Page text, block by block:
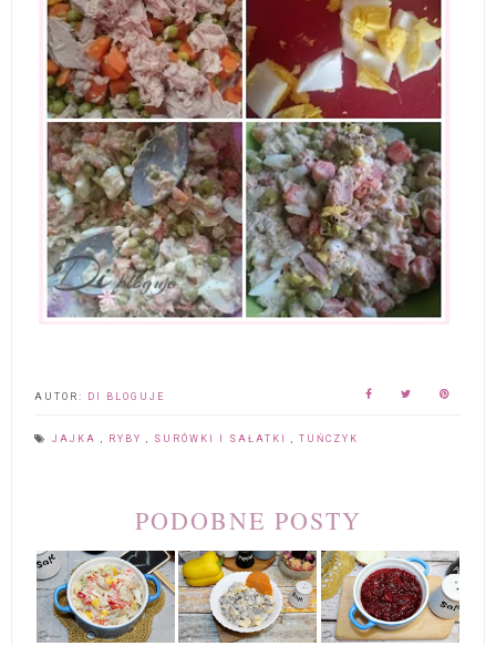
AUTOR: DI BLOGUJE
JAJKA , RYBY , SURÓWKI I SAŁATKI , TUŃCZYK
PODOBNE POSTY